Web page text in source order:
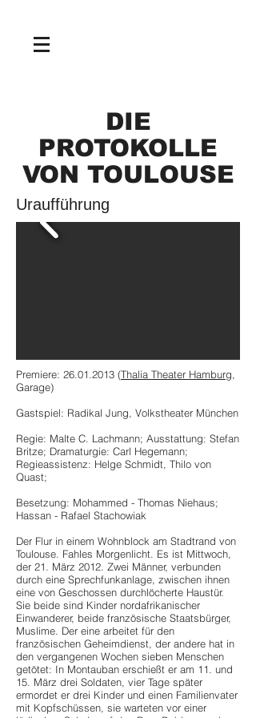
DIE
PROTOKOLLE
VON TOULOUSE
Uraufführung
Premiere: 26.01.2013 (Thalia Theater Hamburg
Garage)
Gastspiel: Radikal Jung, Volkstheater München
Regie: Malte C. Lachmann; Ausstattung: Stefan
Britze; Dramaturgie: Carl Hegemann;
Regieassistenz: Helge Schmidt, Thilo von
Quast;
Besetzung: Mohammed - Thomas Niehaus;
Hassan - Rafael Stachowiak
Der Flur in einem Wohnblock am Stadtrand von
Toulouse. Fahles Morgenlicht. Es ist Mittwoch,
der 21. März 2012. Zwei Männer, verbunden
durch eine Sprechfunkanlage, zwischen ihnen
eine von Geschossen durchlöcherte Haustür.
Sie beide sind Kinder nordafrikanischer
Einwanderer, beide französische Staatsbürger,
Muslime. Der eine arbeitet für den
französischen Geheimdienst, der andere hat in
den vergangenen Wochen sieben Menschen
getötet: In Montauban erschießt er am 11. und
15. März drei Soldaten, vier Tage später
ermordet er drei Kinder und einen Familienvater
mit Kopfschüssen, sie warteten vor einer